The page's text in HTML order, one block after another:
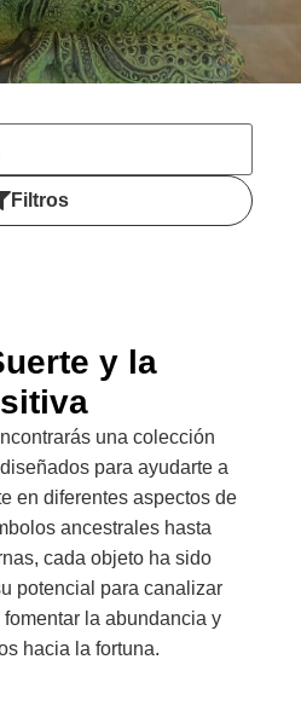
Filtros
y la
una colección
para ayudarte a
en diferentes aspectos de
ancestrales hasta
cada objeto ha sido
potencial para canalizar
la abundancia y
hacia la fortuna.